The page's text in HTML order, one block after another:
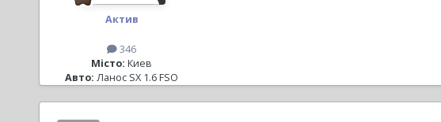
Актив
346
Місто: Киев
Авто: Ланос SX 1.6 FSO